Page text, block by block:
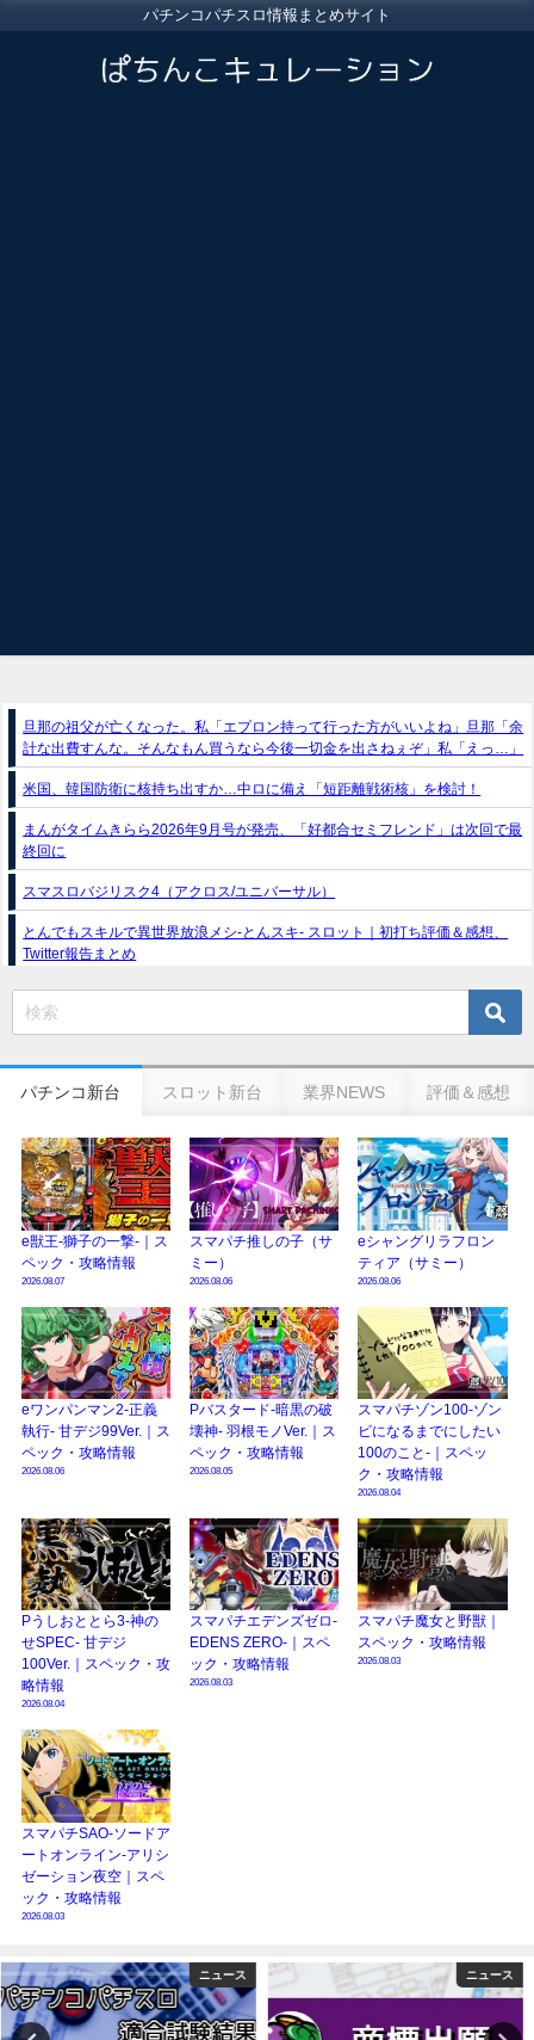
パチンコパチスロ情報まとめサイト
旦那の祖父が亡くなった。私「エプロン持って行った方がいいよね」旦那「余
計な出費すんな。そんなもん買うなら今後一切金を出さねぇぞ」私「えっ…」
米国、韓国防衛に核持ち出すか…中ロに備え「短距離戦術核」を検討！
まんがタイムきらら2026年9月号が発売、「好都合セミフレンド」は次回で最
終回に
スマスロバジリスク4（アクロス/ユニバーサル）
とんでもスキルで異世界放浪メシ-とんスキ- スロット｜初打ち評価＆感想、
Twitter報告まとめ
e獣王-獅子の一撃-｜スペック・攻略情報
新台パチンコ『e魔女と野獣』公式PV動画｜LT直行型399帯、運命分岐から上
eSAOアリシゼーション夜空『ファン試打会』感想＆画像報告まとめ｜金木犀
日遊協、ファン調査2025を発表｜使用金額中央値「1万円-3万円/1回」「遊技
歴20年以上が50％以上」等々…
【2025年】エイプリルフール話題（ネタ）まとめ｜ぱちんこパチスロ関連【4
月1日】
パチンコ新台 スロット新台 業界NEWS 評価＆感想
e獣王-獅子の一撃-｜ス
ペック・攻略情報
2026.08.07
スマパチ推しの子（サ
ミー）
2026.08.06
eシャングリラフロン
ティア（サミー）
2026.08.06
eワンパンマン2-正義
執行- 甘デジ99Ver.｜ス
ペック・攻略情報
2026.08.06
Pバスタード-暗黒の破
壊神- 羽根モノVer.｜ス
ペック・攻略情報
2026.08.05
スマパチゾン100-ゾン
ビになるまでにしたい
100のこと-｜スペッ
ク・攻略情報
2026.08.04
Pうしおととら3-神の
せSPEC- 甘デジ
100Ver.｜スペック・攻
略情報
2026.08.04
スマパチエデンズゼロ-
EDENS ZERO-｜スペ
ック・攻略情報
2026.08.03
スマパチ魔女と野獣｜
スペック・攻略情報
2026.08.03
スマパチSAO-ソードア
ートオンライン-アリシ
ゼーション夜空｜スペ
ック・攻略情報
2026.08.03
ニュース コラム